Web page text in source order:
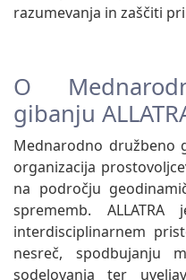
razumevanja in zaščiti
O
gibanju
Mednarodno družbeno
organizacija
na področju
sprememb.
interdisciplinarnem
nesreč, spodbujanju
sodelovanja ter